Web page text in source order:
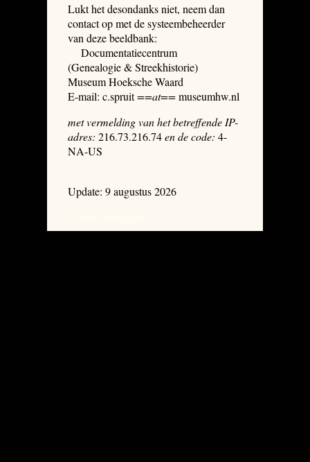
Lukt het desondanks niet, neem dan
contact op met de systeembeheerder
van deze beeldbank:
Documentatiecentrum
(Genealogie & Streekhistorie)
Museum Hoeksche Waard
E-mail: c.spruit==at==museumhw.nl
met vermelding van het betreffende IP-
adres: 216.73.216.74en de code: 4-
NA-US
Update: 9 augustus 2026